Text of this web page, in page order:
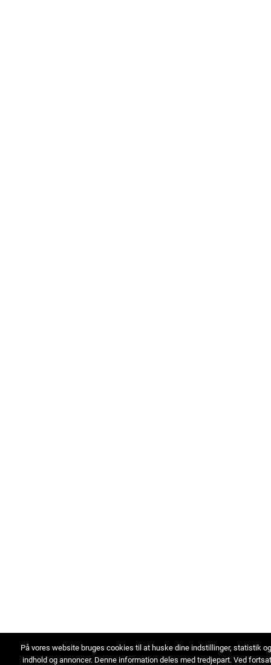
På vores website bruges cookies til at huske dine indstillinger, statistik
indhold og annoncer. Denne information deles med tredjepart. Ved